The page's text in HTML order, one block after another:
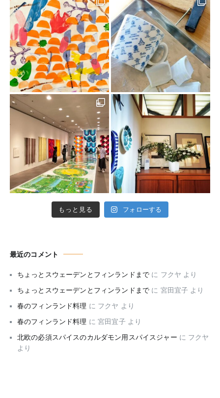
もっと見る フォローする
最近のコメント
ちょっとスウェーデンとフィンランドまで に フクヤ より
ちょっとスウェーデンとフィンランドまで に 宮田宜子 より
春のフィンランド料理 に フクヤ より
春のフィンランド料理 に宮田宜子 より
北欧の必須スパイスのカルダモン用スパイスジャー に フクヤ
より